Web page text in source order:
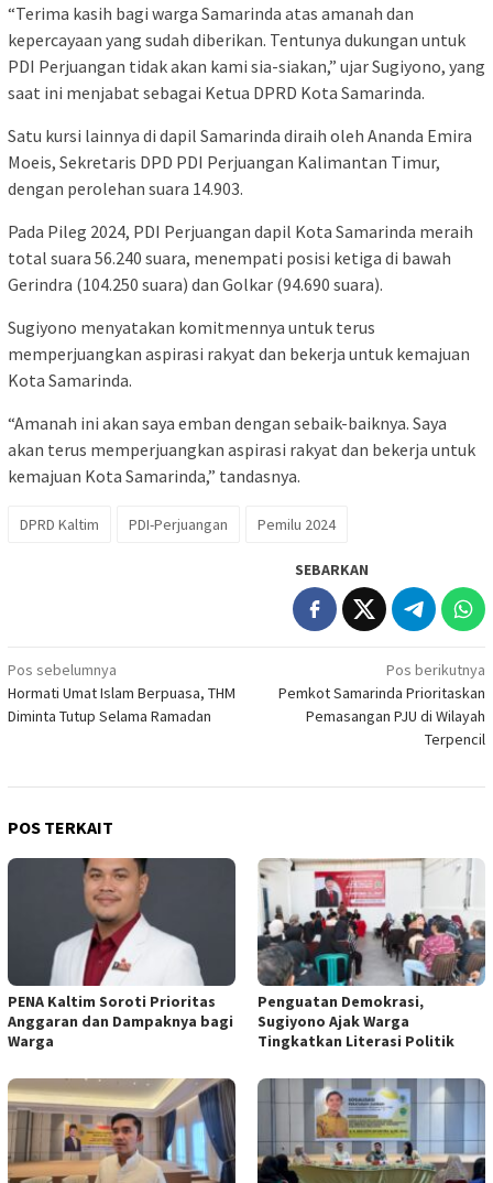
“Terima kasih bagi warga Samarinda atas amanah dan
kepercayaan yang sudah diberikan. Tentunya dukungan untuk
PDI Perjuangan tidak akan kami sia-siakan,” ujar Sugiyono, yang
saat ini menjabat sebagai Ketua DPRD Kota Samarinda.
Satu kursi lainnya di dapil Samarinda diraih oleh Ananda Emira
Moeis, Sekretaris DPD PDI Perjuangan Kalimantan Timur,
dengan perolehan suara 14.903.
Pada Pileg 2024, PDI Perjuangan dapil Kota Samarinda meraih
total suara 56.240 suara, menempati posisi ketiga di bawah
Gerindra (104.250 suara) dan Golkar (94.690 suara).
Sugiyono menyatakan komitmennya untuk terus
memperjuangkan aspirasi rakyat dan bekerja untuk kemajuan
Kota Samarinda.
“Amanah ini akan saya emban dengan sebaik-baiknya. Saya
akan terus memperjuangkan aspirasi rakyat dan bekerja untuk
kemajuan Kota Samarinda,” tandasnya.
DPRD Kaltim PDI-Perjuangan Pemilu 2024
SEBARKAN
Navigasi
pos
Pos sebelumnya
Hormati Umat Islam Berpuasa, THM
Diminta Tutup Selama Ramadan
Pos berikutnya
Pemkot Samarinda Prioritaskan
Pemasangan PJU di Wilayah
Terpencil
POS TERKAIT
PENA Kaltim Soroti Prioritas
Anggaran dan Dampaknya bagi
Warga
Penguatan Demokrasi,
Sugiyono Ajak Warga
Tingkatkan Literasi Politik